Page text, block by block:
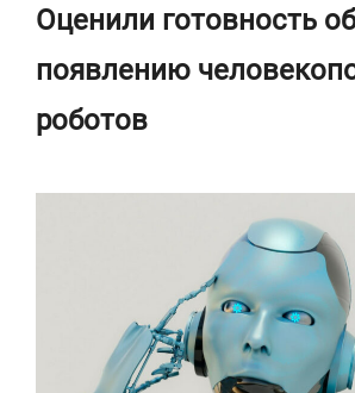
Оценили готовность
появлению
роботов